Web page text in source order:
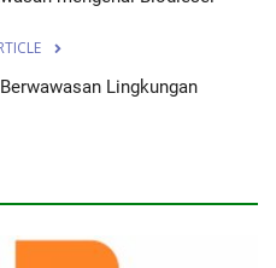
Lingkungan